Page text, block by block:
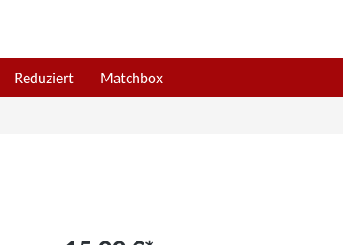
Reduziert Matchbox